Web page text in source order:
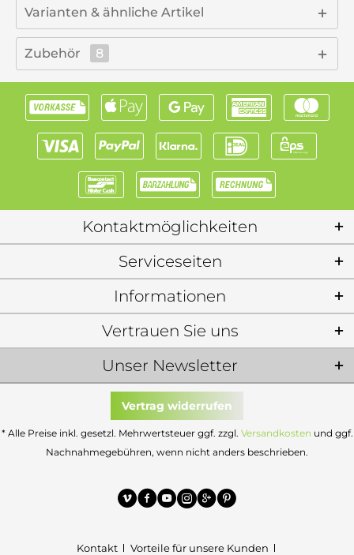
Varianten & ähnliche Artikel
Zubehör 8
Kontaktmöglichkeiten
Serviceseiten
Informationen
Unser Newsletter
Vertrauen Sie uns
Vertrag widerrufen
* Alle Preise inkl. gesetzl. Mehrwertsteuer ggf. zzgl. Versandkosten und ggf.
Nachnahmegebühren, wenn nicht anders beschrieben.
Kontakt
Vorteile für unsere Kunden